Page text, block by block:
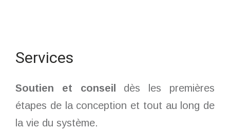
Services
Soutien et conseil
dès les premières
étapes de la conception et tout au long de
la vie du système.